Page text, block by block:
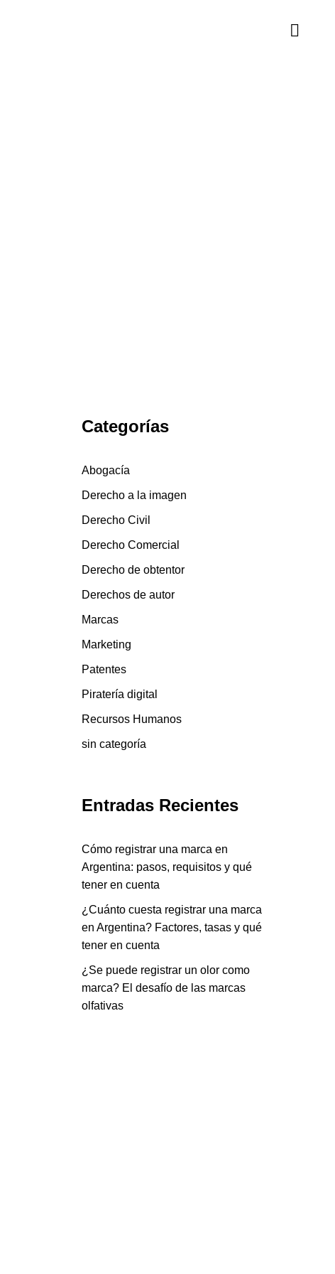
Categorías
Abogacía
Derecho a la imagen
Derecho Civil
Derecho Comercial
Derecho de obtentor
Derechos de autor
Marcas
Marketing
Patentes
Piratería digital
Recursos Humanos
sin categoría
Entradas Recientes
Cómo registrar una marca en
Argentina: pasos, requisitos y qué
tener en cuenta
¿Cuánto cuesta registrar una marca
en Argentina? Factores, tasas y qué
tener en cuenta
¿Se puede registrar un olor como
marca? El desafío de las marcas
olfativas